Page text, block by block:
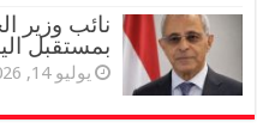
نائب وزير
بمستقبل
يوليو 14, 2026